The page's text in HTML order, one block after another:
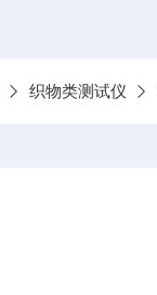
织物类测试仪